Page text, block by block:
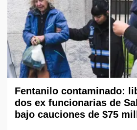
Fentanilo contaminado:
dos ex funcionarias de
bajo cauciones de $75